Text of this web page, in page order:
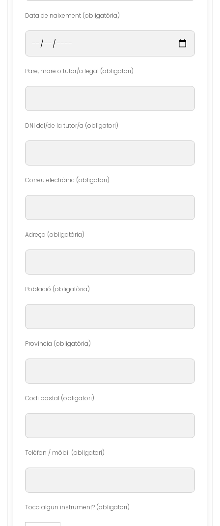
Data de naixement (obligatòria)
Pare, mare o tutor/a legal (obligatori)
DNI del/de la tutor/a (obligatori)
Correu electrònic (obligatori)
Adreça (obligatòria)
Població (obligatòria)
Província (obligatòria)
Codi postal (obligatori)
Telèfon / mòbil (obligatori)
Toca algun instrument? (obligatori)